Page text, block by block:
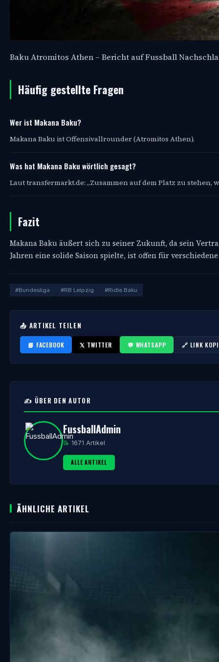
Baku Atromitos Athen – Bericht auf Fussball
Häufig gestellte Fragen
Wer ist Makana Baku?
Makana Baku ist Offensivallrounder (Atromitos Athen).
Was hat Makana Baku wörtlich gesagt?
Laut transfermarkt.de: „Zusammen auf dem Platz zu stehen,
Fazit
Makana Baku äußert sich zu seiner Zukunft, da sein
Jahren eine solide Saison spielte, ist offen für
#Bundesliga #RB Leipzig #Ridle Baku
📤 ARTIKEL TEILEN
📘 FACEBOOK 𝕏 TWITTER 💬 WHATSAPP 🔗 LINK
✍️ ÜBER DEN AUTOR
FussballAdmin
📝 1671 Artikel
ALLE ARTIKEL
ÄHNLICHE ARTIKEL